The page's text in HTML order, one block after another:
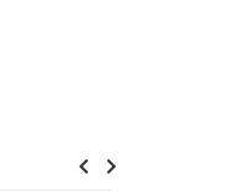
Previous
Next